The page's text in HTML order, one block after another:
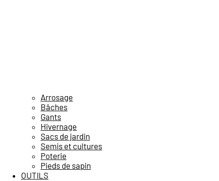
Arrosage
Bâches
Gants
Hivernage
Sacs de jardin
Semis et cultures
Poterie
Pieds de sapin
OUTILS